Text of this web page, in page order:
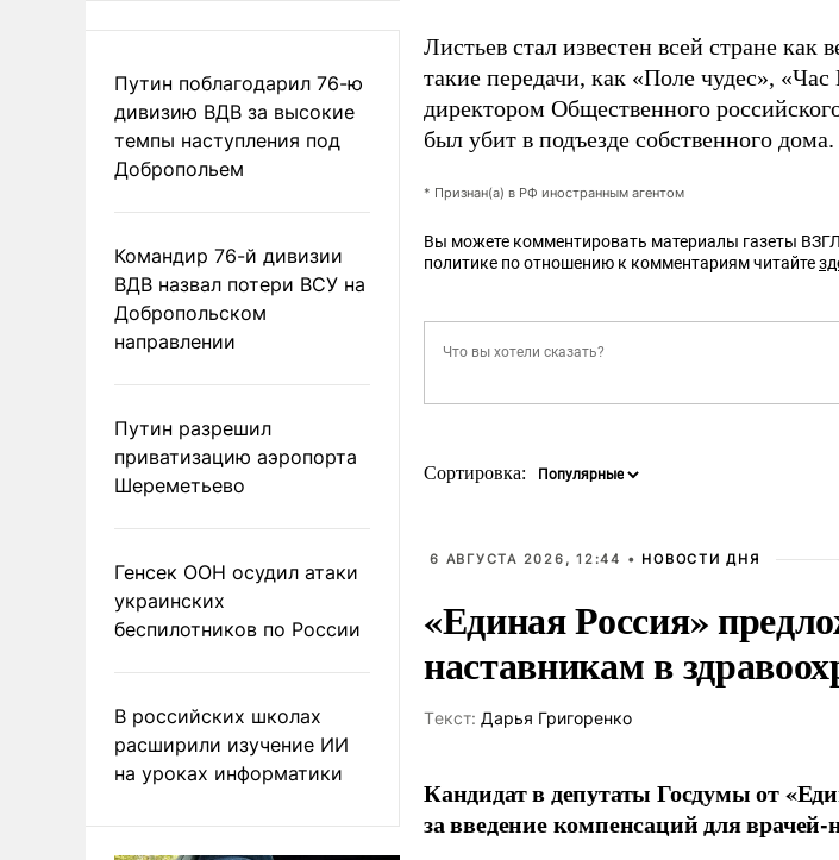
Путин поблагодарил 76-ю
дивизию ВДВ за высокие
темпы наступления под
Добропольем
Командир 76-й дивизии
ВДВ назвал потери ВСУ на
Добропольском
направлении
Путин разрешил
приватизацию аэропорта
Шереметьево
Генсек ООН осудил атаки
украинских
беспилотников по России
В российских школах
расширили изучение ИИ
на уроках информатики
Листьев стал известен всей стране
такие передачи, как «Поле чудес»,
директором Общественного
был убит в подъезде собственного дома.
* Признан(а) в РФ иностранным агентом
Вы можете комментировать материалы газеты
политике по отношению к комментариям читайте
Сортировка:
6 АВГУСТА 2026, 12:44 • НОВОСТИ ДНЯ
«Единая Россия»
наставникам в
Tекст: Дарья Григоренко
Кандидат в депутаты Госдумы от
за введение компенсаций для врачей-